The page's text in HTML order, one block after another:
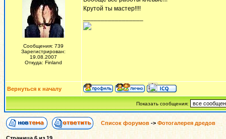
Сообщения: 739
Зарегистрирован:
19.08.2007
Откуда: Finland
Крутой ты мастер!!!!
Вернуться к началу
Показать сообщения:
Список форумов -> Фотогалерея дредов